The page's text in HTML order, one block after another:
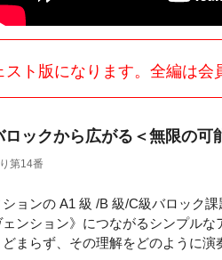
スト版になります。全編は会
ックから広がる＜無限の可
第14番
ョンの A1 級 /B 級/C級バロック
ンション》につながるシンプルな
まらず、その理解をどのように演